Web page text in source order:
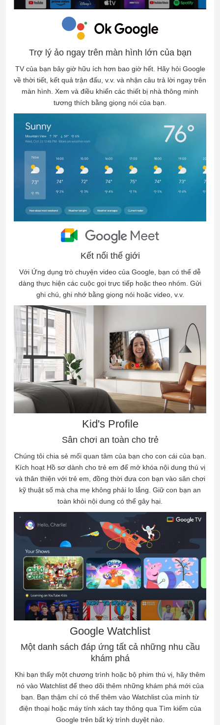
Trợ lý ảo ngay trên màn hình lớn của bạn
TV của bạn bây giờ hữu ích hơn bao giờ hết. Hãy hỏi Google
về thời tiết, kết quả trận đấu, v.v. và nhận câu trả lời ngay trên
màn hình. Xem và điều khiển các thiết bị nhà thông minh
tương thích bằng giọng nói của bạn.
Kết nối thế giới
Với Ứng dụng trò chuyện video của Google, bạn có thể dễ
dàng thực hiện các cuộc gọi trực tiếp hoặc theo nhóm. Gửi
ghi chú, ghi nhớ bằng giọng nói hoặc video, v.v.
Kid's Profile
Sân chơi an toàn cho trẻ
Chúng tôi chia sẻ mối quan tâm của bạn cho con cái của bạn.
Kích hoạt Hồ sơ dành cho trẻ em để mở khóa nội dung thú vị
và thân thiện với trẻ em, đồng thời đưa con bạn vào sân chơi
kỹ thuật số mà cha mẹ không phải lo lắng. Giữ con bạn an
toàn khỏi nội dung có thể gây hại.
Google Watchlist
Một danh sách đáp ứng tất cả những nhu cầu
khám phá
Khi bạn thấy một chương trình hoặc bộ phim thú vị, hãy thêm
nó vào Watchlist để theo dõi thêm những khám phá mới của
bạn. Bạn thậm chí có thể thêm vào Watchlist của mình từ
điện thoại hoặc máy tính xách tay thông qua Tìm kiếm của
Google trên bất kỳ trình duyệt nào.